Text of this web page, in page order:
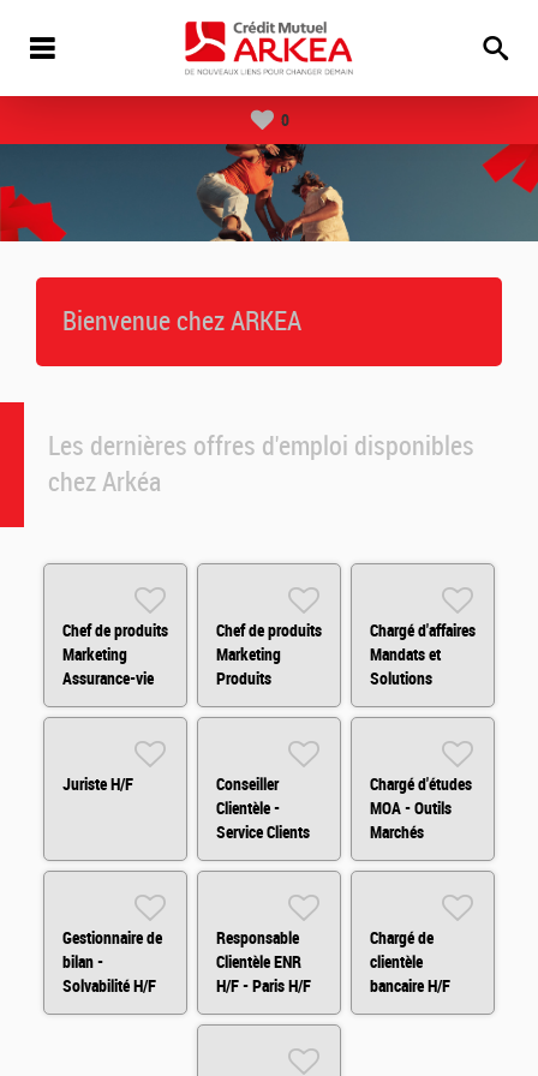
0
Bienvenue chez ARKEA
Les dernières offres d'emploi disponibles
chez Arkéa
Chef de produits
Marketing
Assurance-vie
H/F
Chef de produits
Marketing
Produits
Financiers H/F
Chargé d'affaires
Mandats et
Solutions
d'Investissements
Juriste H/F
Conseiller
Clientèle -
Service Clients
H/F/X
Chargé d'études
MOA - Outils
Marchés
Financiers
Gestionnaire de
bilan -
Solvabilité H/F
Responsable
Clientèle ENR
H/F - Paris H/F
Chargé de
clientèle
bancaire H/F